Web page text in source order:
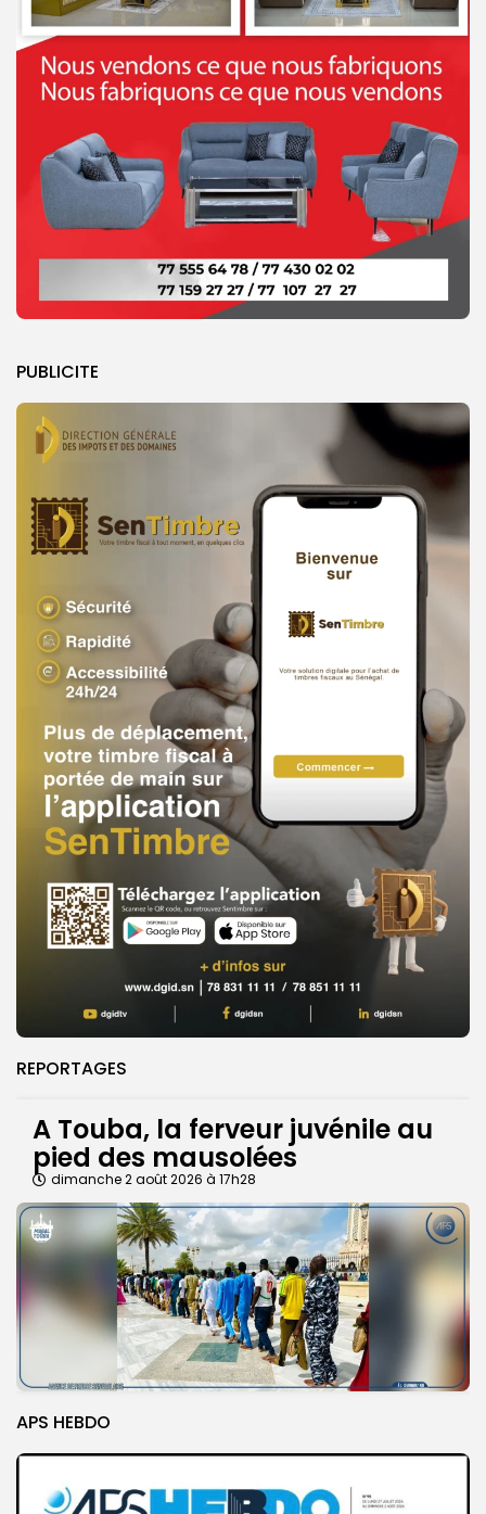
PUBLICITE
REPORTAGES
A Touba, la ferveur juvénile au
pied des mausolées
dimanche 2 août 2026 à 17h28
APS HEBDO